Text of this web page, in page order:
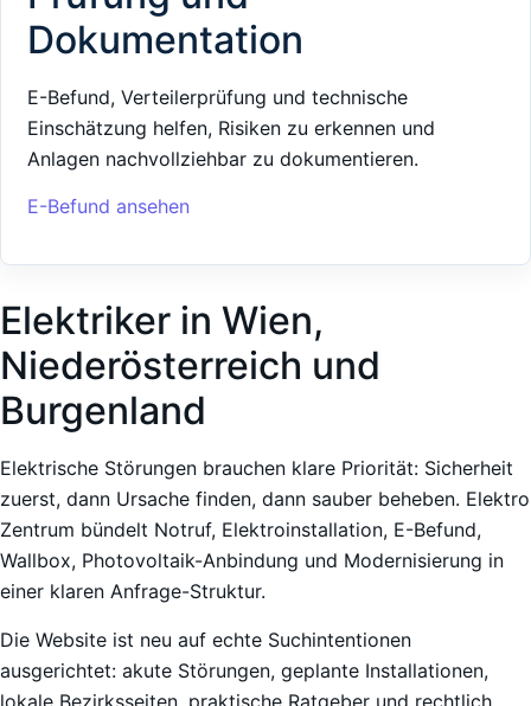
Dokumentation
E-Befund, Verteilerprüfung und technische
Einschätzung helfen, Risiken zu erkennen und
Anlagen nachvollziehbar zu dokumentieren.
E-Befund ansehen
Elektriker in Wien,
Niederösterreich und
Burgenland
Elektrische Störungen brauchen klare Priorität: Sicherheit
zuerst, dann Ursache finden, dann sauber beheben. Elektro
Zentrum bündelt Notruf, Elektroinstallation, E-Befund,
Wallbox, Photovoltaik-Anbindung und Modernisierung in
einer klaren Anfrage-Struktur.
Die Website ist neu auf echte Suchintentionen
ausgerichtet: akute Störungen, geplante Installationen,
lokale Bezirksseiten, praktische Ratgeber und rechtlich